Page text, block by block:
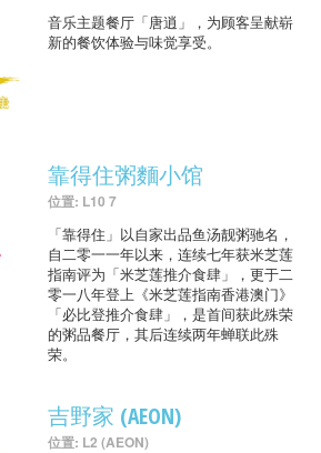
音乐主题餐厅「唐逍」，为顾客呈献崭
新的餐饮体验与味觉享受。
靠得住粥麵小馆
位置: L10 7
「靠得住」以自家出品鱼汤靓粥驰名，
自二零一一年以来，连续七年获米芝莲
指南评为「米芝莲推介食肆」，更于二
零一八年登上《米芝莲指南香港澳门》
「必比登推介食肆」，是首间获此殊荣
的粥品餐厅，其后连续两年蝉联此殊
荣。
吉野家 (AEON)
位置: L2 (AEON)